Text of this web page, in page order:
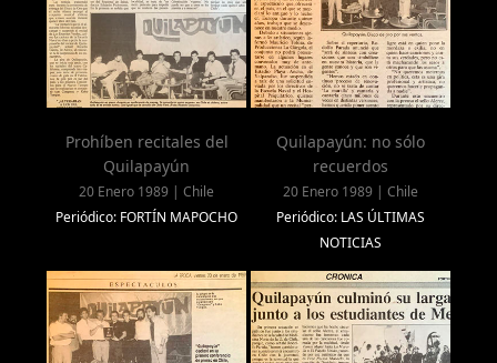
Prohíben recitales del
Quilapayún
20 Enero 1989 | Chile
Periódico: FORTÍN MAPOCHO
Quilapayún: no sólo
recuerdos
20 Enero 1989 | Chile
Periódico: LAS ÚLTIMAS
NOTICIAS